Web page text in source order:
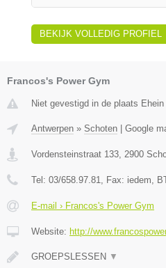
BEKIJK VOLLEDIG PROFIEL
Francos's Power Gym
Niet gevestigd in de plaats
Antwerpen » Schoten Google
Vordensteinstraat 133 2900
Tel: 03/658.97.81 , Fax: iedem ,
E-mail › Francos's Power Gym
Website: http://
GROEPSLESSEN ▼